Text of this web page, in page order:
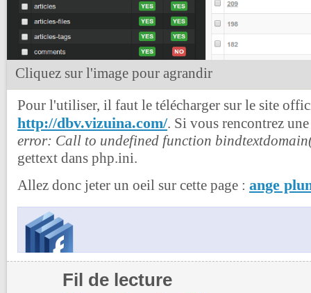
Cliquez sur l'image pour agrandir
Pour l'utiliser, il faut le télécharger sur le site
http://dbv.vizuina.com/. Si vous rencontrez
error: Call to undefined function
gettext dans php.ini.
Allez donc jeter un oeil sur cette page : ange
Fil de lecture